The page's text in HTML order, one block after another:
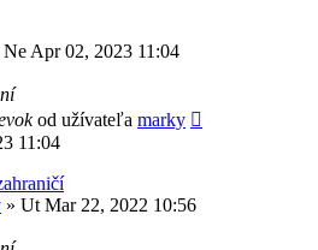
Ne Apr 02, 2023 11:04
od užívateľa marky
11:04
» Ut Mar 22, 2022 10:56